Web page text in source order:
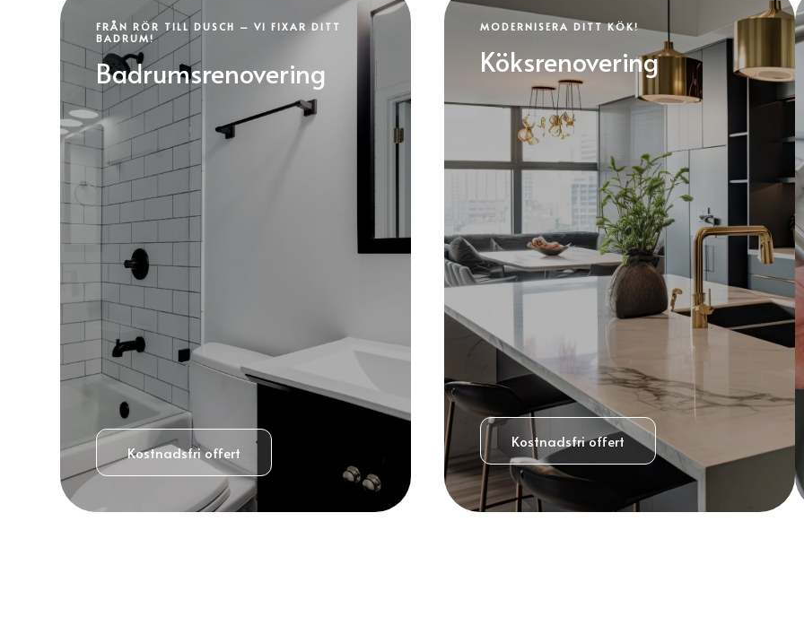
FRÅN RÖR TILL DUSCH – VI FIXAR DITT
BADRUM!
Badrumsrenovering
Kostnadsfri offert
MODERNISERA DITT KÖK!
Köksrenovering
Kostnadsfri offert